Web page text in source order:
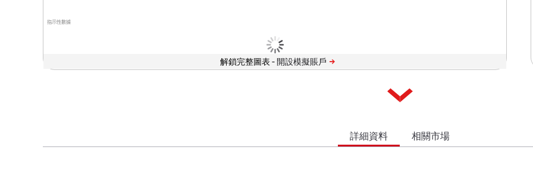
指示性數據
解鎖完整圖表 -
詳細資料 相關市場